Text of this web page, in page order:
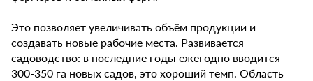
Это позволяет увеличивать объём продукции и
создавать новые рабочие места. Развивается
садоводство: в последние годы ежегодно вводится
300-350 га новых садов, это хороший темп. Область